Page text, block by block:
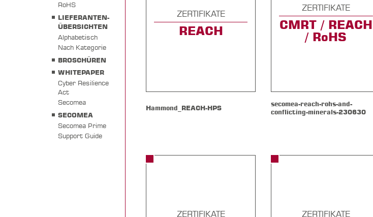
RoHS
LIEFERANTEN-
ÜBERSICHTEN
Alphabetisch
Nach Kategorie
BROSCHÜREN
WHITEPAPER
Cyber Resilience
Act
Secomea
SECOMEA
Secomea Prime
Support Guide
ZERTIFIKATE
REACH
Hammond_REACH-HPS
ZERTIFIKATE
CMRT / REACH
/ RoHS
secomea-reach-rohs-and-
conflicting-minerals-230630
ZERTIFIKATE ZERTIFIKATE